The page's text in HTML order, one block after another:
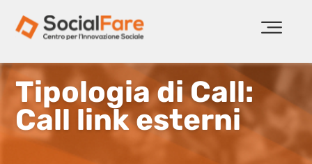
Tipologia di Call:
Call link esterni